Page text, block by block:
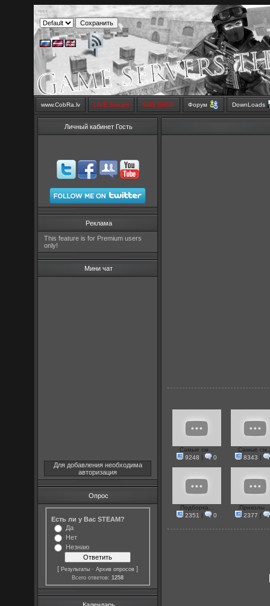
www.CobRa.lv LIVE Stream SMS SHOP Форум DownLoads
Личный кабинет Гость
Реклама
This feature is for Premium users
only!
Мини чат
Для добавления необходима
авторизация
Опрос
Есть ли у Вас STEAM?
Да
Нет
Незнаю
[Результаты ·Архив опросов ]
Всего ответов:1258
Самые см...
9248 | 0
Самые
8343 |
Подборка...
2351 | 0
Приколы
2377 |